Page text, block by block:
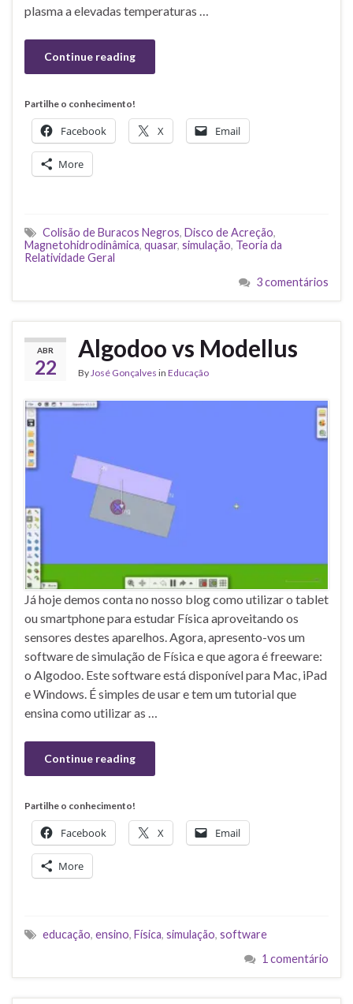
plasma a elevadas temperaturas …
Continue reading
Partilhe o conhecimento!
Facebook X Email
More
Colisão de Buracos Negros, Disco de Acreção,
Magnetohidrodinâmica, quasar, simulação, Teoria da
Relatividade Geral
3 comentários
ABR
22
Algodoo vs Modellus
By José Gonçalves in Educação
Já hoje demos conta no nosso blog como utilizar o tablet
ou smartphone para estudar Física aproveitando os
sensores destes aparelhos. Agora, apresento-vos um
software de simulação de Física e que agora é freeware:
o Algodoo. Este software está disponível para Mac, iPad
e Windows. É simples de usar e tem um tutorial que
ensina como utilizar as …
Continue reading
Partilhe o conhecimento!
Facebook X Email
More
educação, ensino, Física, simulação, software
1 comentário